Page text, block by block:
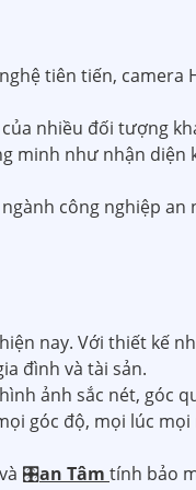
tiên tiến, camera
nhiều đối tượng
minh như nhận diện
công nghiệp an
nay. Với thiết kế
đình và tài sản.
ảnh sắc nét, góc
góc độ, mọi lúc
🎛an Tâm tính bảo